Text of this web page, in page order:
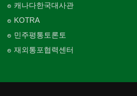
캐나다한국대사관
KOTRA
민주평통토론토
재외통포협력센터